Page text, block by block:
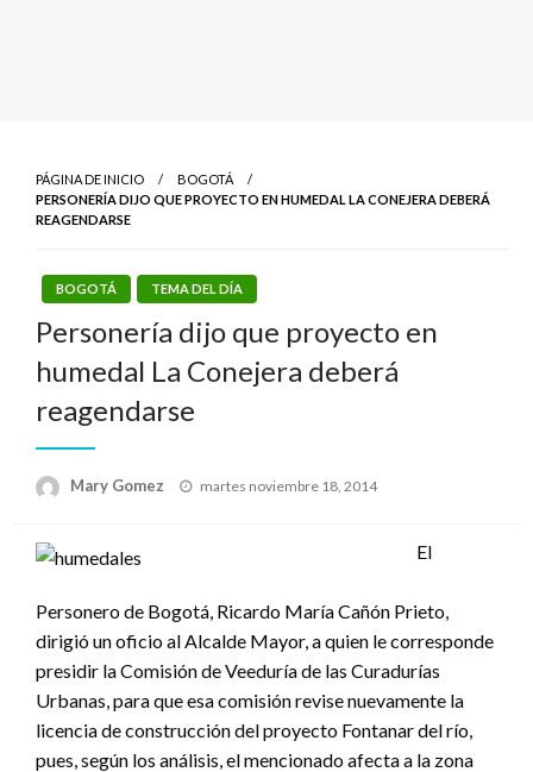
PÁGINA DE INICIO
BOGOTÁ
PERSONERÍA DIJO QUE PROYECTO EN HUMEDAL LA CONEJERA DEBERÁ
REAGENDARSE
BOGOTÁ TEMA DEL DÍA
Personería dijo que proyecto en
humedal La Conejera deberá
reagendarse
Mary Gomez
Publicado
martes noviembre 18, 2014
El
Personero de Bogotá, Ricardo María Cañón Prieto,
dirigió un oficio al Alcalde Mayor, a quien le corresponde
presidir la Comisión de Veeduría de las Curadurías
Urbanas, para que esa comisión revise nuevamente la
licencia de construcción del proyecto Fontanar del río,
pues, según los análisis, el mencionado afecta a la zona